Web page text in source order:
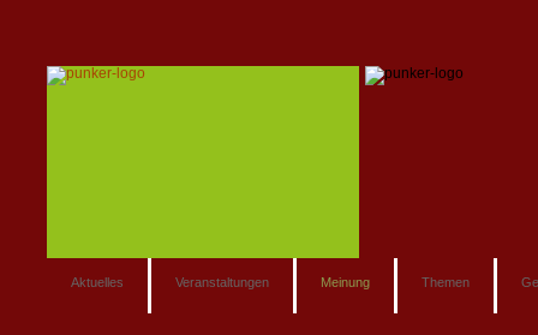
Aktuelles Veranstaltungen Meinung Themen